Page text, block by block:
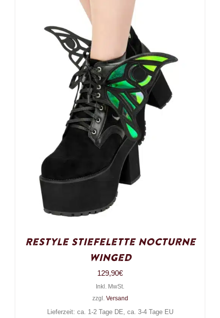
Restyle Stiefelette Nocturne
Winged
129,90€
Inkl. MwSt.
zzgl. Versand
Lieferzeit: ca. 1-2 Tage DE, ca. 3-4 Tage EU